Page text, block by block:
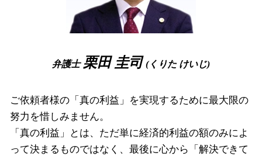
破産 申し立て
破産 手続き 流れ
労働問題 奈良県 弁護士
企業法務 大阪府 相談
相続 尼崎市 相談
企業法務 大阪市 相談
弁護士 栗田 圭司 (くりた けいじ)
ご依頼者様の「真の利益」を実現するために最大限の
努力を惜しみません。
「真の利益」とは、ただ単に経済的利益の額のみによ
って決まるものではなく、最後に心から「解決できて